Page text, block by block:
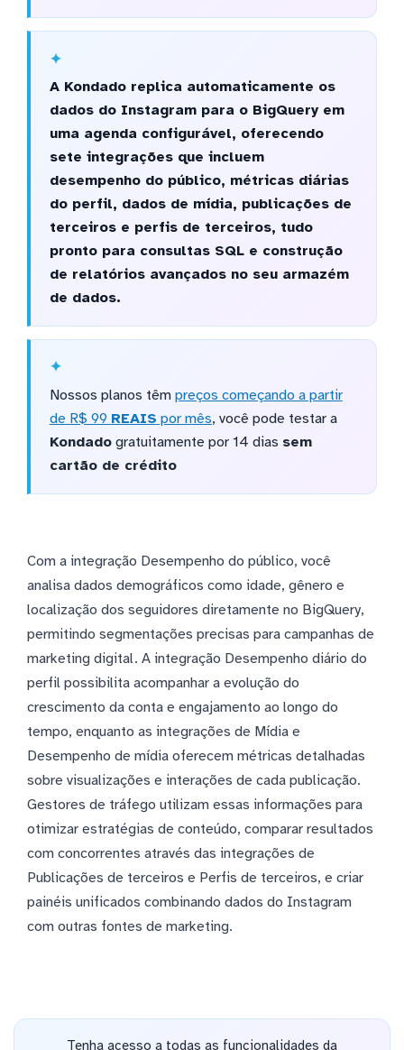
A Kondado replica automaticamente os
dados do Instagram para o BigQuery em
uma agenda configurável, oferecendo
sete integrações que incluem
desempenho do público, métricas diárias
do perfil, dados de mídia, publicações de
terceiros e perfis de terceiros, tudo
pronto para consultas SQL e construção
de relatórios avançados no seu armazém
de dados.
Nossos planos têm preços começando a partir
de R$ 99 REAIS por mês, você pode testar a
Kondadogratuitamente por 14 dias sem
cartão de crédito
Com a integração Desempenho do público, você
analisa dados demográficos como idade, gênero e
localização dos seguidores diretamente no BigQuery,
permitindo segmentações precisas para campanhas de
marketing digital. A integração Desempenho diário do
perfil possibilita acompanhar a evolução do
crescimento da conta e engajamento ao longo do
tempo, enquanto as integrações de Mídia e
Desempenho de mídia oferecem métricas detalhadas
sobre visualizações e interações de cada publicação.
Gestores de tráfego utilizam essas informações para
otimizar estratégias de conteúdo, comparar resultados
com concorrentes através das integrações de
Publicações de terceiros e Perfis de terceiros, e criar
painéis unificados combinando dados do Instagram
com outras fontes de marketing.
Tenha acesso a todas as funcionalidades da